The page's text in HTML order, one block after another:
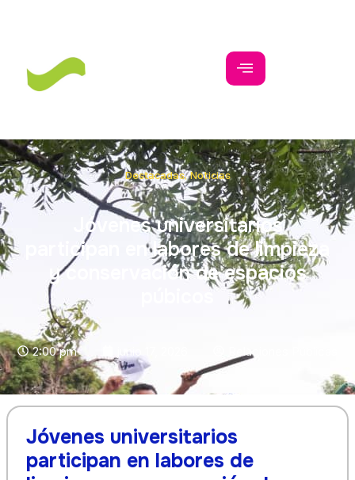
Destacadas,Noticias
Jóvenes universitarios
participan en labores de limpieza
y conservación de espacios
púbicos
2:00 pm Relaciones Públicas
Jóvenes universitarios
participan en labores de